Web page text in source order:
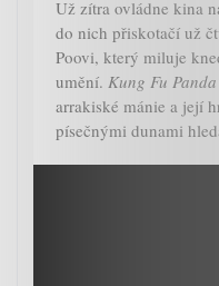
Už zítra ovládne kina
do nich přiskotačí už
Poovi, který miluje
umění. Kung Fu
arrakiské mánie a její
písečnými dunami